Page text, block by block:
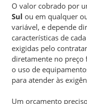
O valor cobrado por
Sul ou em qualquer
variável, e depende
características de
exigidas pelo
diretamente no preço
o uso de
para atender às
Um orçamento